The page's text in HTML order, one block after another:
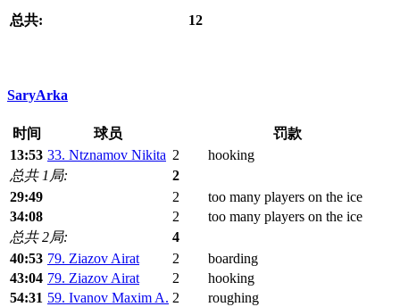
总共: 12
SaryArka
时间 球员
罚款
13:53 33. Ntznamov Nikita 2
hooking
总共 1局:
2
29:49
2
too many players on the ice
34:08
2
too many players on the ice
总共 2局:
4
40:53 79. Ziazov Airat 2
boarding
43:04 79. Ziazov Airat 2
hooking
54:31 59. Ivanov Maxim A. 2
roughing